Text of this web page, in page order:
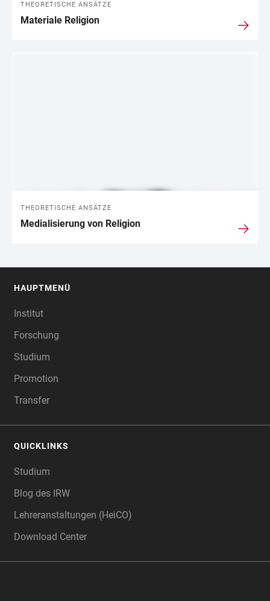
THEORETISCHE ANSÄTZE
Materiale Religion
THEORETISCHE ANSÄTZE
Medialisierung von Religion
HAUPTMENÜ
Institut
Forschung
Studium
Promotion
Transfer
QUICKLINKS
Studium
Blog des IRW
Lehreranstaltungen (HeiCO)
Download Center